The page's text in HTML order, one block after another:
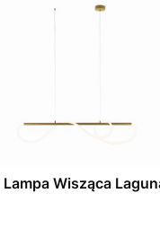
Wisząca